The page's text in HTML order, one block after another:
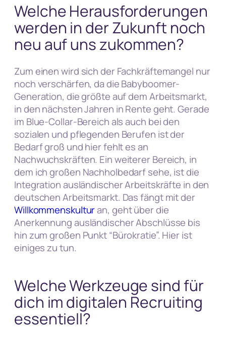
Welche Herausforderungen
werden in der Zukunft noch
neu auf uns zukommen?
Zum einen wird sich der Fachkräftemangel nur
noch verschärfen, da die Babyboomer-
Generation, die größte auf dem Arbeitsmarkt,
in den nächsten Jahren in Rente geht. Gerade
im Blue-Collar-Bereich als auch bei den
sozialen und pflegenden Berufen ist der
Bedarf groß und hier fehlt es an
Nachwuchskräften. Ein weiterer Bereich, in
dem ich großen Nachholbedarf sehe, ist die
Integration ausländischer Arbeitskräfte in den
deutschen Arbeitsmarkt. Das fängt mit der
Willkommenskulturan, geht über die
Anerkennung ausländischer Abschlüsse bis
hin zum großen Punkt “Bürokratie”. Hier ist
einiges zu tun.
Welche Werkzeuge sind für
dich im digitalen Recruiting
essentiell?